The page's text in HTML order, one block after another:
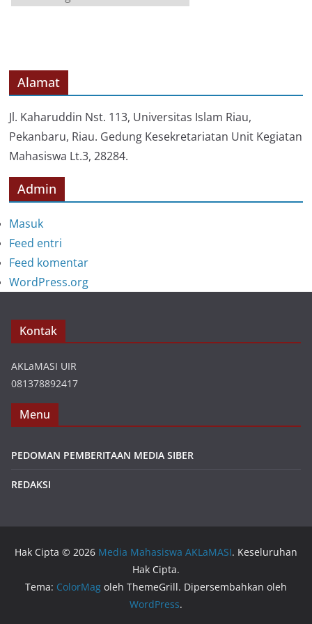
a
r
i
Alamat
Jl. Kaharuddin Nst. 113, Universitas Islam Riau,
Pekanbaru, Riau. Gedung Kesekretariatan Unit Kegiatan
Mahasiswa Lt.3, 28284.
Admin
Masuk
Feed entri
Feed komentar
WordPress.org
Kontak
AKLaMASI UIR
081378892417
Menu
PEDOMAN PEMBERITAAN MEDIA SIBER
REDAKSI
Hak Cipta © 2026 Media Mahasiswa AKLaMASI. Keseluruhan
Hak Cipta.
Tema: ColorMag oleh ThemeGrill. Dipersembahkan oleh
WordPress.